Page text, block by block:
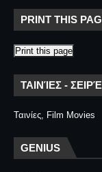
PRINT THIS
Print this page
ΤΑΙΝΊΕΣ -
Ταινίες, Film Movies
GENIUS